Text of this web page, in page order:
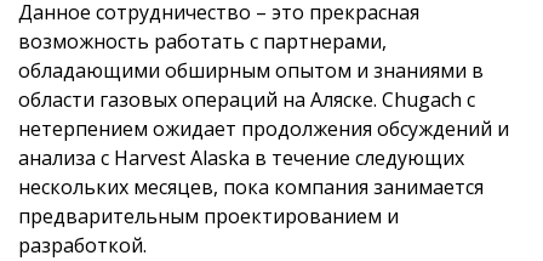
Данное сотрудничество – это прекрасная
возможность работать с партнерами,
обладающими обширным опытом и знаниями в
области газовых операций на Аляске. Chugach с
нетерпением ожидает продолжения обсуждений и
анализа с Harvest Alaska в течение следующих
нескольких месяцев, пока компания занимается
предварительным проектированием и
разработкой.